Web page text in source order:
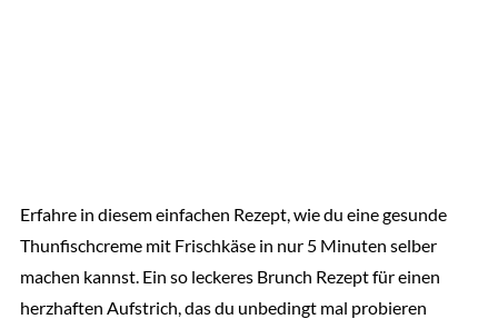
Erfahre in diesem einfachen Rezept, wie du eine gesunde
Thunfischcreme mit Frischkäse in nur 5 Minuten selber
machen kannst. Ein so leckeres Brunch Rezept für einen
herzhaften Aufstrich, das du unbedingt mal probieren